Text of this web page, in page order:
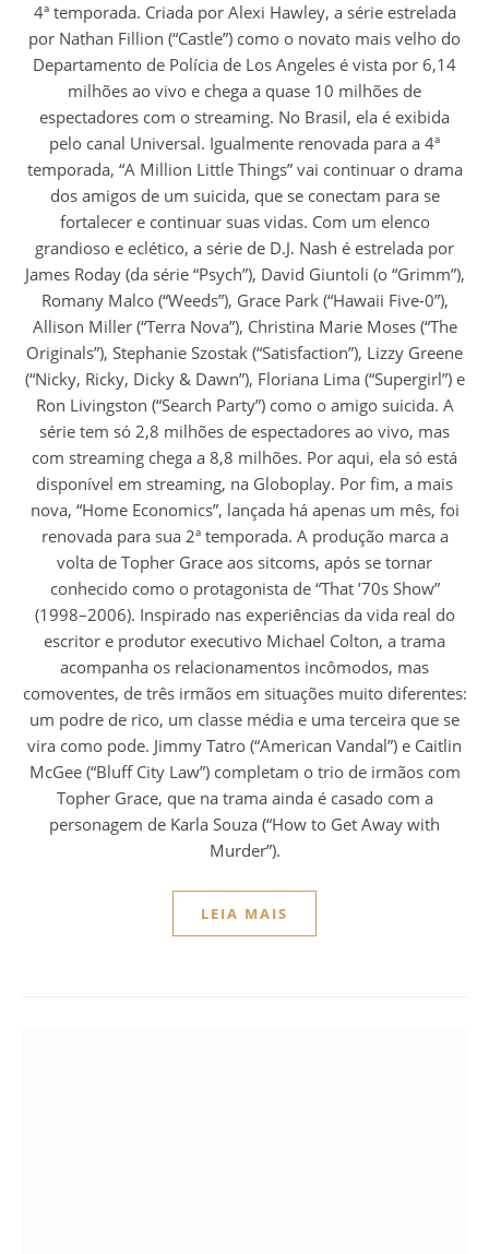
4ª temporada. Criada por Alexi Hawley, a série estrelada
por Nathan Fillion (“Castle”) como o novato mais velho do
Departamento de Polícia de Los Angeles é vista por 6,14
milhões ao vivo e chega a quase 10 milhões de
espectadores com o streaming. No Brasil, ela é exibida
pelo canal Universal. Igualmente renovada para a 4ª
temporada, “A Million Little Things” vai continuar o drama
dos amigos de um suicida, que se conectam para se
fortalecer e continuar suas vidas. Com um elenco
grandioso e eclético, a série de D.J. Nash é estrelada por
James Roday (da série “Psych”), David Giuntoli (o “Grimm”),
Romany Malco (“Weeds”), Grace Park (“Hawaii Five-0”),
Allison Miller (“Terra Nova”), Christina Marie Moses (“The
Originals”), Stephanie Szostak (“Satisfaction”), Lizzy Greene
(“Nicky, Ricky, Dicky & Dawn”), Floriana Lima (“Supergirl”) e
Ron Livingston (“Search Party”) como o amigo suicida. A
série tem só 2,8 milhões de espectadores ao vivo, mas
com streaming chega a 8,8 milhões. Por aqui, ela só está
disponível em streaming, na Globoplay. Por fim, a mais
nova, “Home Economics”, lançada há apenas um mês, foi
renovada para sua 2ª temporada. A produção marca a
volta de Topher Grace aos sitcoms, após se tornar
conhecido como o protagonista de “That ’70s Show”
(1998–2006). Inspirado nas experiências da vida real do
escritor e produtor executivo Michael Colton, a trama
acompanha os relacionamentos incômodos, mas
comoventes, de três irmãos em situações muito diferentes:
um podre de rico, um classe média e uma terceira que se
vira como pode. Jimmy Tatro (“American Vandal”) e Caitlin
McGee (“Bluff City Law”) completam o trio de irmãos com
Topher Grace, que na trama ainda é casado com a
personagem de Karla Souza (“How to Get Away with
Murder”).
LEIA MAIS